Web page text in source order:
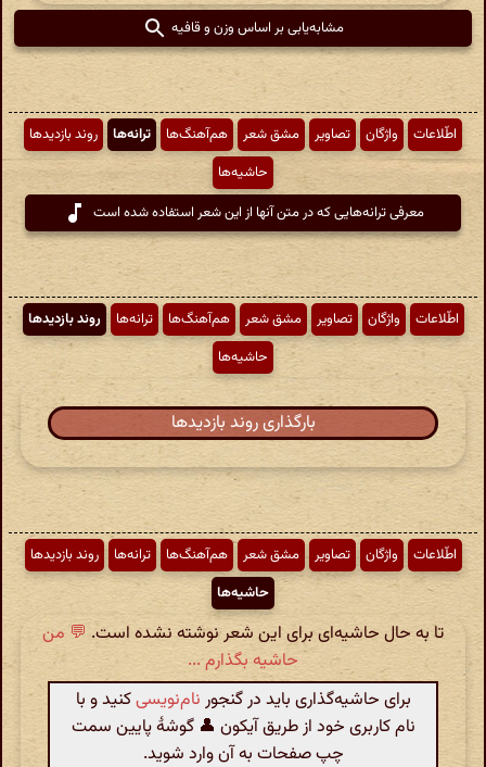
مشابه‌یابی بر اساس وزن و قافیه
اطّلاعات واژگان تصاویر مشق شعر هم‌آهنگ‌ها ترانه‌ها
روند بازدیدها
حاشیه‌ها
معرفی ترانه‌هایی که در متن آنها از این شعر استفاده شده است
اطّلاعات واژگان تصاویر مشق شعر هم‌آهنگ‌ها ترانه‌ها
روند بازدیدها
حاشیه‌ها
بارگذاری روند بازدیدها
اطّلاعات واژگان تصاویر مشق شعر هم‌آهنگ‌ها ترانه‌ها
روند بازدیدها
حاشیه‌ها
تا به حال حاشیه‌ای برای این شعر نوشته نشده است. 💬 من
حاشیه بگذارم ...
برای حاشیه‌گذاری باید در گنجور نام‌نویسیکنید و با
نام کاربری خود از طریق آیکون 👤 گوشهٔ پایین سمت
چپ صفحات به آن وارد شوید.